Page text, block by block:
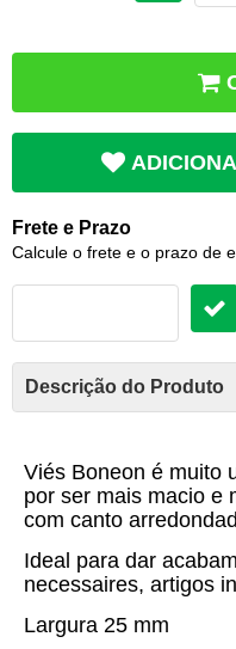
Frete e Prazo
Calcule o frete e o prazo de
Descrição do Produto
Viés Boneon é muito
por ser mais macio e
com canto
Ideal para dar
necessaires, artigos
Largura 25 mm